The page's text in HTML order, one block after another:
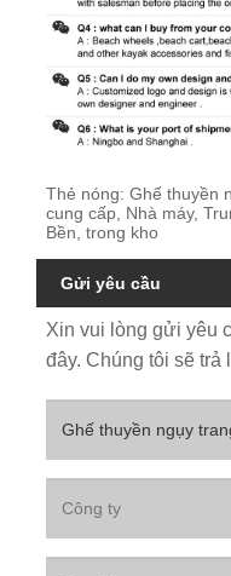
Thẻ nóng: Ghế thuyền
cung cấp, Nhà máy,
Bền, trong kho
Gửi yêu cầu
Xin vui lòng gửi yêu
đây. Chúng tôi sẽ